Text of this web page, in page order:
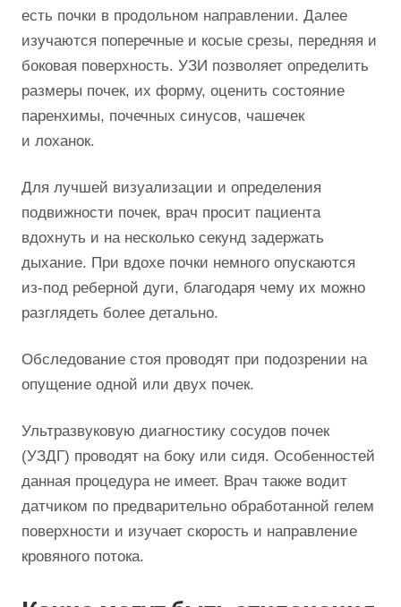
есть почки в продольном направлении. Далее
изучаются поперечные и косые срезы, передняя и
боковая поверхность. УЗИ позволяет определить
размеры почек, их форму, оценить состояние
паренхимы, почечных синусов, чашечек
и лоханок.
Для лучшей визуализации и определения
подвижности почек, врач просит пациента
вдохнуть и на несколько секунд задержать
дыхание. При вдохе почки немного опускаются
из-под реберной дуги, благодаря чему их можно
разглядеть более детально.
Обследование стоя проводят при подозрении на
опущение одной или двух почек.
Ультразвуковую диагностику сосудов почек
(УЗДГ) проводят на боку или сидя. Особенностей
данная процедура не имеет. Врач также водит
датчиком по предварительно обработанной гелем
поверхности и изучает скорость и направление
кровяного потока.